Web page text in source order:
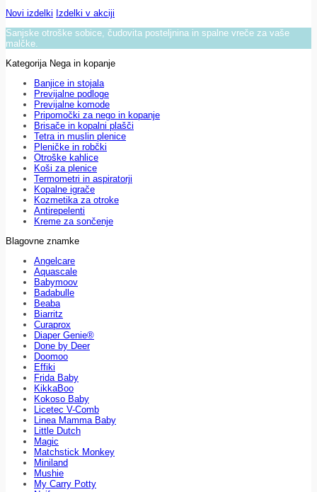
Novi izdelki Izdelki v akciji
Sanjske otroške sobice, čudovita posteljnina in spalne vreče za vaše
malčke.
Kategorija Nega in kopanje
Banjice in stojala
Previjalne podloge
Previjalne komode
Pripomočki za nego in kopanje
Brisače in kopalni plašči
Tetra in muslin plenice
Pleničke in robčki
Otroške kahlice
Koši za plenice
Termometri in aspiratorji
Kopalne igrače
Kozmetika za otroke
Antirepelenti
Kreme za sončenje
Blagovne znamke
Angelcare
Aquascale
Babymoov
Badabulle
Beaba
Biarritz
Curaprox
Diaper Genie®
Done by Deer
Doomoo
Effiki
Frida Baby
KikkaBoo
Kokoso Baby
Licetec V-Comb
Linea Mamma Baby
Little Dutch
Magic
Matchstick Monkey
Miniland
Mushie
My Carry Potty